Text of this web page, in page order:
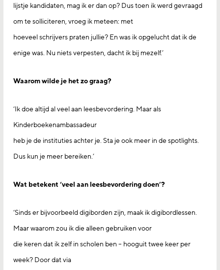
lijstje kandidaten, mag ik er dan op? Dus toen ik werd gevraagd
om te solliciteren, vroeg ik meteen: met
hoeveel schrijvers praten jullie? En was ik opgelucht dat ik de
enige was. Nu niets verpesten, dacht ik bij mezelf.’
Waarom wilde je het zo graag?
‘Ik doe altijd al veel aan leesbevordering. Maar als
Kinderboekenambassadeur
heb je de instituties achter je. Sta je ook meer in de spotlights.
Dus kun je meer bereiken.’
Wat betekent ‘veel aan leesbevordering doen’?
‘Sinds er bijvoorbeeld digiborden zijn, maak ik digibordlessen.
Maar waarom zou ik die alleen gebruiken voor
die keren dat ik zelf in scholen ben – hooguit twee keer per
week? Door dat via